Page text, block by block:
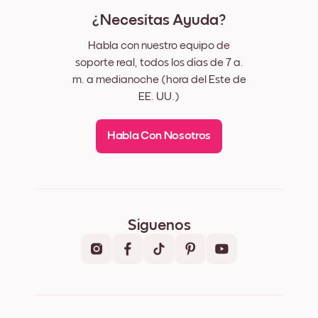
¿Necesitas Ayuda?
Habla con nuestro equipo de
soporte real, todos los días de 7 a.
m. a medianoche (hora del Este de
EE. UU.)
Habla Con Nosotros
Síguenos